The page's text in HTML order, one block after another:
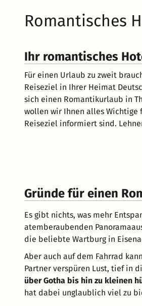
Romantisches
Ihr romantisches
Für einen Urlaub zu zweit
Reiseziel in Ihrer Heimat
sich einen Romantikurlaub in
wollen wir Ihnen alles Wichtige
Reiseziel informiert sind.
Gründe für einen
Es gibt nichts, was mehr
atemberaubenden
die beliebte Wartburg in
Aber auch auf dem Fahrrad
Partner verspüren Lust, tief in
über Gotha bis hin zu kleinen
hat dabei unglaublich viel zu